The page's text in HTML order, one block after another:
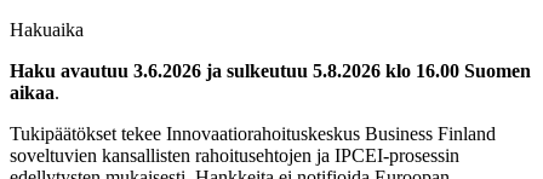
Hakuaika
Haku avautuu 3.6.2026 ja sulkeutuu 5.8.2026 klo 16.00 Suomen
aikaa.
Tukipäätökset tekee Innovaatiorahoituskeskus Business Finland
soveltuvien kansallisten rahoitusehtojen ja IPCEI-prosessin